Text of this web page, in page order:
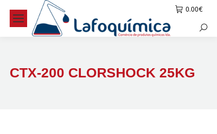
0.00€
CTX-200 CLORSHOCK 25KG